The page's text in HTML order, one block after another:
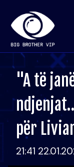
"A të
për
21:41